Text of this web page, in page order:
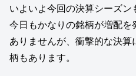
いよいよ今回の決算シーズン
今日もかなりの銘柄が増配
ありませんが、衝撃的な決
柄もあります。